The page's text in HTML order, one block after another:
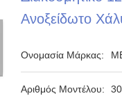
Ανοξείδωτο
Ονομασία Μάρκας:
Αριθμός Μοντέλου: